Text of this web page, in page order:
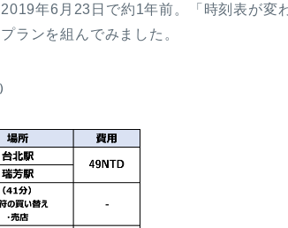
年6月23日で約1年前。「時刻表が変
ランを組んでみました。